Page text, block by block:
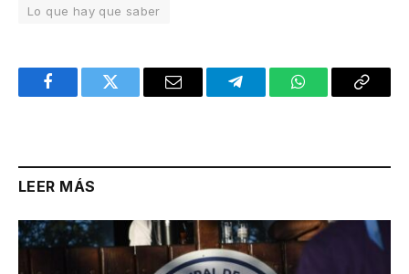
Lo que hay que saber
FacebookTwitter Email TelegramWhatsAppCopy
LEER MÁS